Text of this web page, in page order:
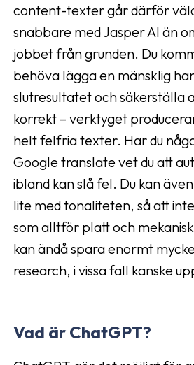
content-texter går därför
snabbare med Jasper AI än
jobbet från grunden. Du
behöva lägga en mänsklig
slutresultatet och säkerställa
korrekt – verktyget
helt felfria texter. Har du
Google translate vet du att
ibland kan slå fel. Du kan
lite med tonaliteten, så att
som alltför platt och
kan ändå spara enormt
research, i vissa fall kanske
Vad är ChatGPT?